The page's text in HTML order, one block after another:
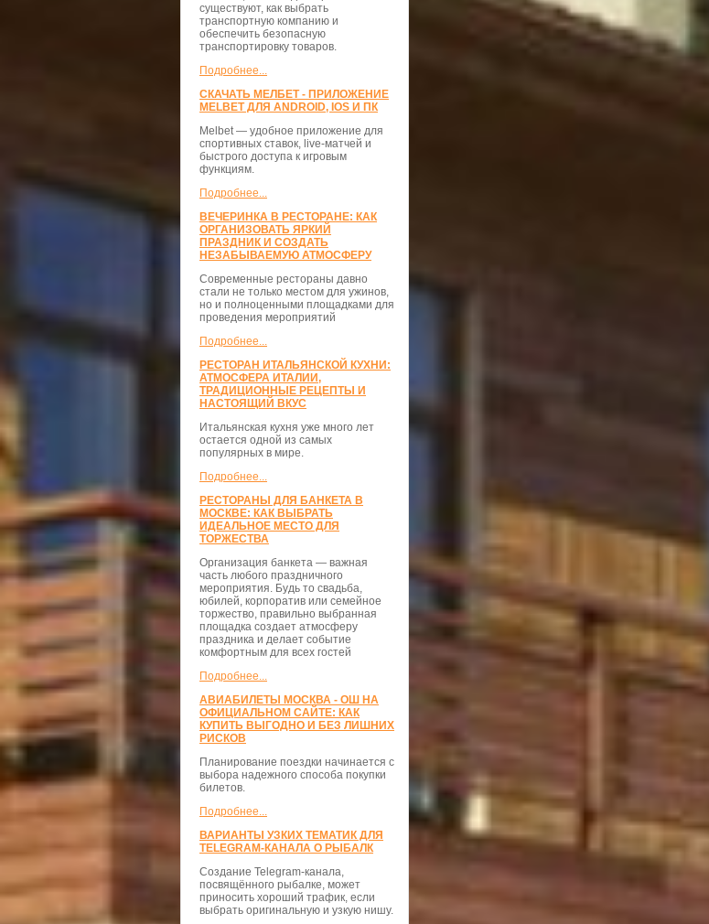
существуют, как выбрать
транспортную компанию и
обеспечить безопасную
транспортировку товаров.
Подробнее...
СКАЧАТЬ МЕЛБЕТ - ПРИЛОЖЕНИЕ
MELBET ДЛЯ ANDROID, IOS И ПК
Melbet — удобное приложение для
спортивных ставок, live-матчей и
быстрого доступа к игровым
функциям.
Подробнее...
ВЕЧЕРИНКА В РЕСТОРАНЕ: КАК
ОРГАНИЗОВАТЬ ЯРКИЙ
ПРАЗДНИК И СОЗДАТЬ
НЕЗАБЫВАЕМУЮ АТМОСФЕРУ
Современные рестораны давно
стали не только местом для ужинов,
но и полноценными площадками для
проведения мероприятий
Подробнее...
РЕСТОРАН ИТАЛЬЯНСКОЙ КУХНИ:
АТМОСФЕРА ИТАЛИИ,
ТРАДИЦИОННЫЕ РЕЦЕПТЫ И
НАСТОЯЩИЙ ВКУС
Итальянская кухня уже много лет
остается одной из самых
популярных в мире.
Подробнее...
РЕСТОРАНЫ ДЛЯ БАНКЕТА В
МОСКВЕ: КАК ВЫБРАТЬ
ИДЕАЛЬНОЕ МЕСТО ДЛЯ
ТОРЖЕСТВА
Организация банкета — важная
часть любого праздничного
мероприятия. Будь то свадьба,
юбилей, корпоратив или семейное
торжество, правильно выбранная
площадка создает атмосферу
праздника и делает событие
комфортным для всех гостей
Подробнее...
АВИАБИЛЕТЫ МОСКВА - ОШ НА
ОФИЦИАЛЬНОМ САЙТЕ: КАК
КУПИТЬ ВЫГОДНО И БЕЗ ЛИШНИХ
РИСКОВ
Планирование поездки начинается с
выбора надежного способа покупки
билетов.
Подробнее...
ВАРИАНТЫ УЗКИХ ТЕМАТИК ДЛЯ
TELEGRAM-КАНАЛА О РЫБАЛК
Создание Telegram-канала,
посвящённого рыбалке, может
приносить хороший трафик, если
выбрать оригинальную и узкую нишу.